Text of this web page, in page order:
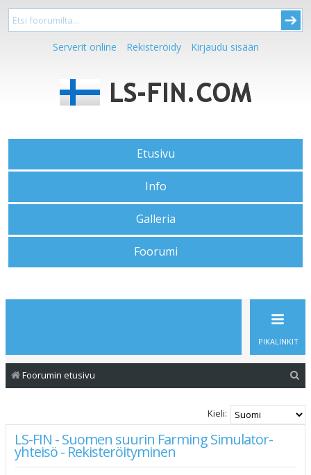
Serverit online Rekisteröidy Kirjaudu sisään
Etusivu
Info
Galleria
Foorumi
PIKALINKIT
Foorumin etusivu
s
Kieli:
LS-FIN - Suomen suurin Farming Simulator-
yhteisö - Rekisteröityminen